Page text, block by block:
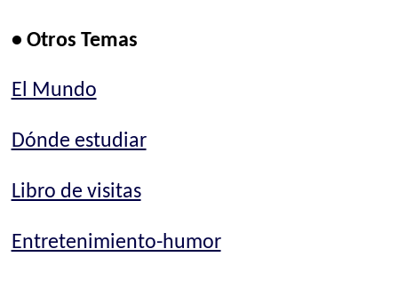
• Otros Temas
El Mundo
Dónde estudiar
Libro de visitas
Entretenimiento-humor